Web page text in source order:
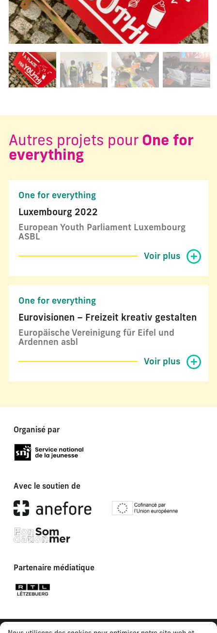
Changer la diapositive actuelle de ce carrousel
Autres projets pour One for
everything
One for everything
Luxembourg 2022
European Youth Parliament Luxembourg
ASBL
Voir plus
One for everything
Eurovisionen – Freizeit kreativ gestalten
Europäische Vereinigung für Eifel und
Ardennen asbl
Voir plus
Organisé par
Avec le soutien de
Partenaire médiatique